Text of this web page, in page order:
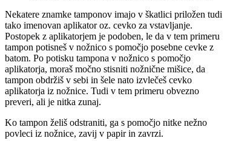
Nekatere znamke tamponov imajo v škatlici priložen tudi
tako imenovan aplikator oz. cevko za vstavljanje.
Postopek z aplikatorjem je podoben, le da v tem primeru
tampon potisneš v nožnico s pomočjo posebne cevke z
batom. Po potisku tampona v nožnico s pomočjo
aplikatorja, moraš močno stisniti nožnične mišice, da
tampon obdržiš v sebi in šele nato izvlečeš cevko
aplikatorja iz nožnice. Tudi v tem primeru obvezno
preveri, ali je nitka zunaj.
Ko tampon želiš odstraniti, ga s pomočjo nitke nežno
povleci iz nožnice, zavij v papir in zavrzi.